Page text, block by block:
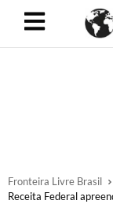
Fronteira Livre Brasil
Receita Federal